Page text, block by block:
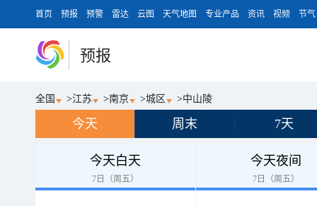
首页 预报 预警 雷达 云图 天气地图 专业产品 资讯 视频 节气
预报
全国 >江苏 >南京 >城区 >中山陵
今天 周末 7天
今天白天
7日（周五）
今天夜间
7日（周五）